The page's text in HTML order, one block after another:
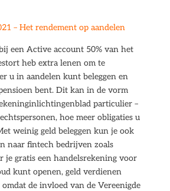
– Het rendement op aandelen
een Active account 50% van het
heb extra lenen om te
u in aandelen kunt beleggen en
bent. Dit kan in de vorm
particulier –
hoe meer obligaties u
weinig geld beleggen kun je ook
naar fintech bedrijven zoals
je gratis een handelsrekening voor
kunt openen, geld verdienen
de invloed van de Vereenigde